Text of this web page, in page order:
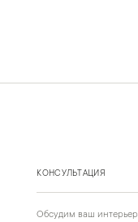
КОНСУЛЬТАЦИЯ
Обсудим ваш